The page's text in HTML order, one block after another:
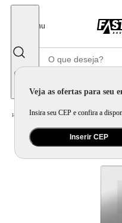
Menu
Veja as ofertas para seu
Insira seu CEP e confira a
Inserir CEP
Home Eletrodomésticos / Micro-ondas / Micro-